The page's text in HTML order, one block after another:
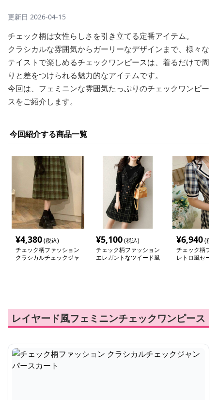
更新日 2026-04-15
チェック柄は女性らしさを引き立てる定番アイテム。
クラシカルな雰囲気からガーリーなデザインまで、様々な
テイストで楽しめるチェックワンピースは、着るだけで周
りと差をつけられる魅力的なアイテムです。
今回は、フェミニンな雰囲気たっぷりのチェックワンピー
スをご紹介します。
今回紹介する商品一覧
¥4,380(税込)
チェック柄ファッション
クラシカルチェックジャ
¥5,100(税込)
チェック柄ファッション
エレガントなツイード風
¥6,940(税
チェック柄フ
レトロ風セー
レイヤード風フェミニンチェックワンピース